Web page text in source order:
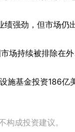
强劲，但市场仍
场持续被排除在
施基金投资186亿
成投资建议。